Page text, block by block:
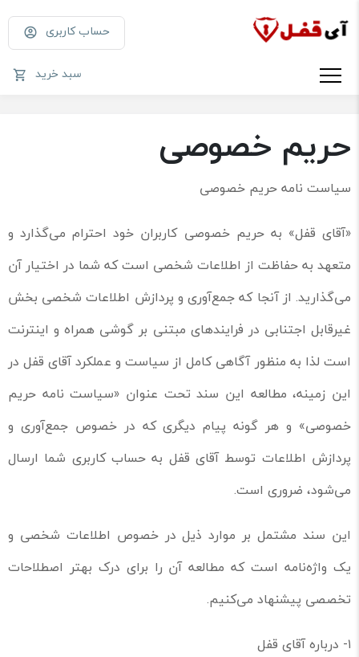
حساب کاربری
سبد خرید
حریم خصوصی
سیاست نامه حریم خصوصی
«آقای قفل» به حریم خصوصی کاربران خود احترام می‌گذارد و
متعهد به حفاظت از اطلاعات شخصی است که شما در اختیار آن
می‌گذارید. از آنجا که جمع‌آوری و پردازش اطلاعات شخصی بخش
غیرقابل اجتنابی در فرایندهای مبتنی بر گوشی همراه و اینترنت
است لذا به منظور آگاهی کامل از سیاست و عملکرد آقای قفل در
این زمینه، مطالعه این سند تحت عنوان «سیاست نامه حریم
خصوصی» و هر گونه پیام دیگری که در خصوص جمع‌آوری و
پردازش اطلاعات توسط آقای قفل به حساب کاربری شما ارسال
می‌شود، ضروری است.
این سند مشتمل بر موارد ذیل در خصوص اطلاعات شخصی و
یک واژه‌نامه است که مطالعه آن را برای درک بهتر اصطلاحات
تخصصی پیشنهاد می‌کنیم.
۱- درباره آقای قفل